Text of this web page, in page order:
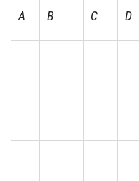
A B C D